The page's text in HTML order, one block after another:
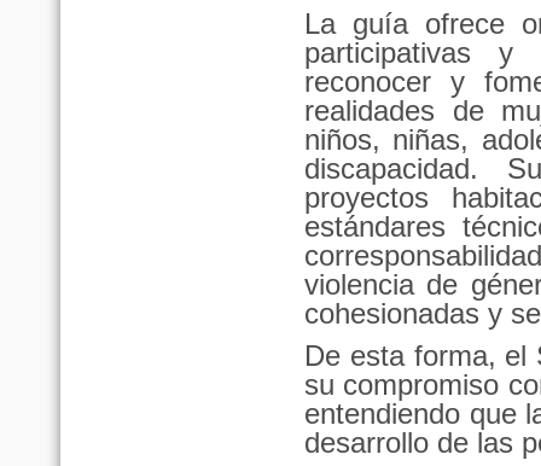
La guía ofrece
participativas y
reconocer y
realidades de
niños, niñas,
discapacidad.
proyectos
estándares
violencia de
cohesionadas y
De esta forma, el
su compromiso
entendiendo que
desarrollo de las